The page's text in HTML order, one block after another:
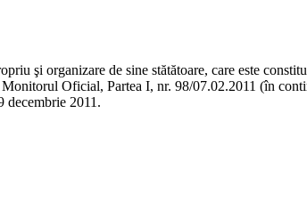
şi organizare de sine stătătoare, care este
Oficial, Partea I, nr. 98/07.02.2011 (în
2011.